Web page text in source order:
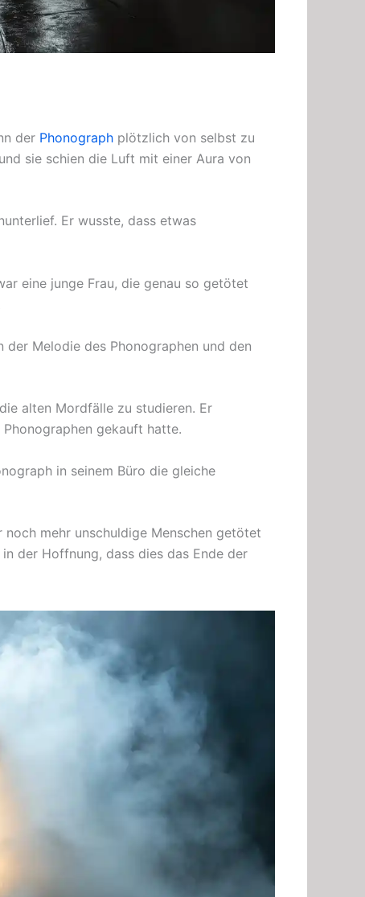
der Phonograph plötzlich von selbst zu
sie schien die Luft mit einer Aura von
Er wusste, dass etwas
eine junge Frau, die genau so getötet
der Melodie des Phonographen und den
alten Mordfälle zu studieren. Er
gekauft hatte.
in seinem Büro die gleiche
mehr unschuldige Menschen getötet
der Hoffnung, dass dies das Ende der